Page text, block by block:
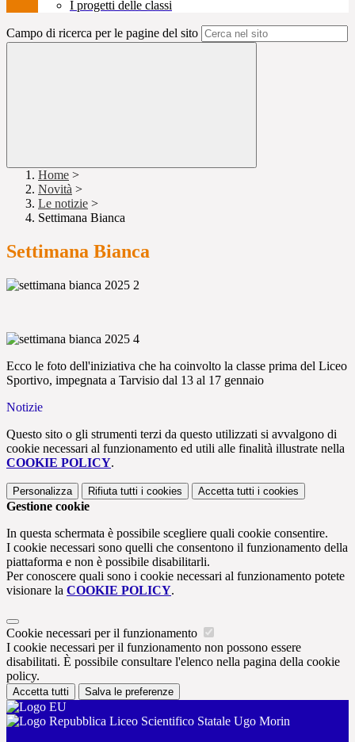
I progetti delle classi
Campo di ricerca per le pagine del sito
Home >
Novità >
Le notizie >
Settimana Bianca
Settimana Bianca
Ecco le foto dell'iniziativa che ha coinvolto la classe prima del Liceo
Sportivo, impegnata a Tarvisio dal 13 al 17 gennaio
Notizie
Questo sito o gli strumenti terzi da questo utilizzati si avvalgono di
cookie necessari al funzionamento ed utili alle finalità illustrate nella
COOKIE POLICY.
Personalizza Rifiuta tutti i cookies Accetta tutti i cookies
Gestione cookie
In questa schermata è possibile scegliere quali cookie consentire.
I cookie necessari sono quelli che consentono il funzionamento della
piattaforma e non è possibile disabilitarli.
Per conoscere quali sono i cookie necessari al funzionamento potete
visionare la COOKIE POLICY.
Cookie necessari per il funzionamento
I cookie necessari per il funzionamento non possono essere
disabilitati. È possibile consultare l'elenco nella pagina della cookie
policy.
Accetta tutti Salva le preferenze
Liceo Scientifico Statale Ugo Morin